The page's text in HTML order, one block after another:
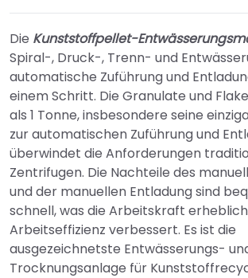
Die Kunststoffpellet-
Spiral-, Druck-, Trenn- und
automatische Zuführung und
einem Schritt. Die Granulate und
als 1 Tonne, insbesondere seine
zur automatischen Zuführung und
überwindet die Anforderungen
Zentrifugen. Die Nachteile des
und der manuellen Entladung sind
schnell, was die Arbeitskraft
Arbeitseffizienz verbessert. Es ist die
ausgezeichnetste Entwässerungs-
Trocknungsanlage für